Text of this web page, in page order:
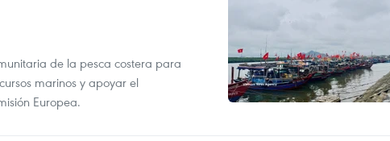
de la pesca costera para
marinos y apoyar el
Europea.